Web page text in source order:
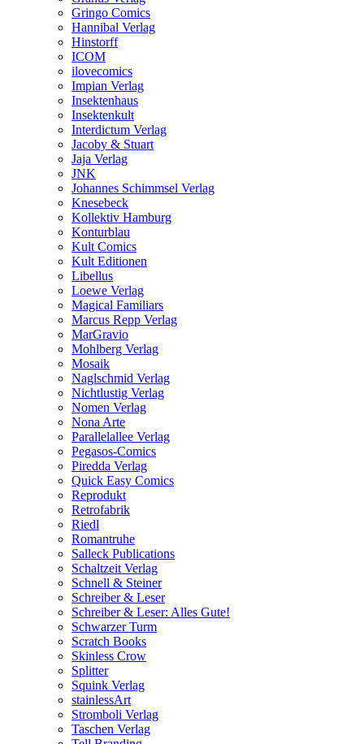
Gringo Comics
Hannibal Verlag
Hinstorff
ICOM
ilovecomics
Impian Verlag
Insektenhaus
Insektenkult
Interdictum Verlag
Jacoby & Stuart
Jaja Verlag
JNK
Johannes Schimmsel Verlag
Knesebeck
Kollektiv Hamburg
Konturblau
Kult Comics
Kult Editionen
Libellus
Loewe Verlag
Magical Familiars
Marcus Repp Verlag
MarGravio
Mohlberg Verlag
Mosaik
Naglschmid Verlag
Nichtlustig Verlag
Nomen Verlag
Nona Arte
Parallelallee Verlag
Pegasos-Comics
Piredda Verlag
Quick Easy Comics
Reprodukt
Retrofabrik
Riedl
Romantruhe
Salleck Publications
Schaltzeit Verlag
Schnell & Steiner
Schreiber & Leser
Schreiber & Leser: Alles Gute!
Schwarzer Turm
Scratch Books
Skinless Crow
Splitter
Squink Verlag
stainlessArt
Stromboli Verlag
Taschen Verlag